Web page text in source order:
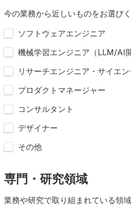
今の業務から近しいものをお選び
Untitled checkboxes field
ソフトウェアエンジニア
機械学習エンジニア（LLM/AI
リサーチエンジニア・サイエン
プロダクトマネージャー
コンサルタント
デザイナー
その他
専門・研究領域
業務や研究で取り組まれている領